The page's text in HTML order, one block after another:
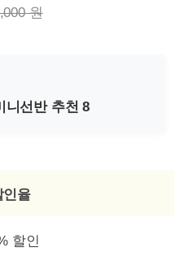
원
니선반 추천 8
인율
할인